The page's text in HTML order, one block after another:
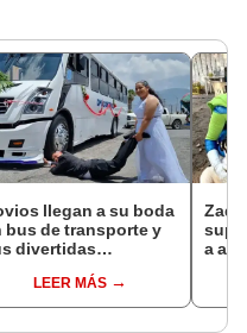
llegan a su boda
bus de transporte y
divertidas
LEER MÁS
a